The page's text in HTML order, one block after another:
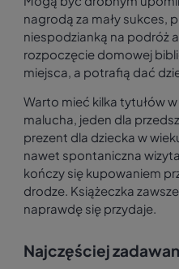
nagrodą za mały sukces,
niespodzianką na podróż
rozpoczęcie domowej
miejsca, a potrafią dać
Warto mieć kilka tytułów
malucha, jeden dla
prezent dla dziecka w
nawet spontaniczna
kończy się kupowaniem
drodze. Książeczka
naprawdę się przydaje.
Najczęściej